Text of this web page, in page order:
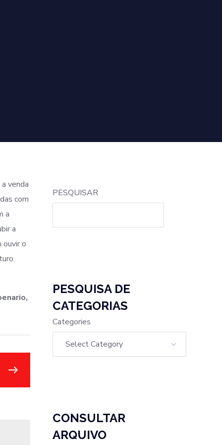
venda
com
a
a
ouvir o
PESQUISAR
PESQUISA DE
CATEGORIAS
Categories
CONSULTAR
ARQUIVO